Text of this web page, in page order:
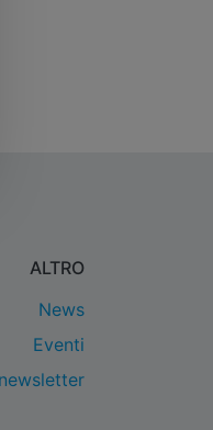
ALTRO
News
Eventi